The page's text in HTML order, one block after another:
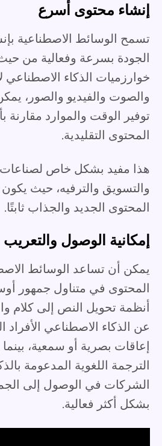
إنشاء محتوى أسرع
تسمح الوسائط الاصطناعية
الجودة بسرعة وفعالية من
خوارزميات الذكاء الاصطناعي
والصوت والفيديو والصور،
توفير الوقت والموارد مقارنة
المحتوى التقليدية.
هذا مفيد بشكل خاص لصناعات
والتسويق والترفيه، حيث
المحتوى الجديد والجذاب ثابتًا.
إمكانية الوصول والتعريب
يمكن أن تساعد الوسائط
المحتوى في متناول جمهور
أنظمة تحويل النص إلى كلام
عن الذكاء الاصطناعي الأفراد
إعاقات بصرية أو سمعية،
الترجمة اللغوية المدعومة
الشركات في الوصول إلى
بشكل أكثر فعالية.